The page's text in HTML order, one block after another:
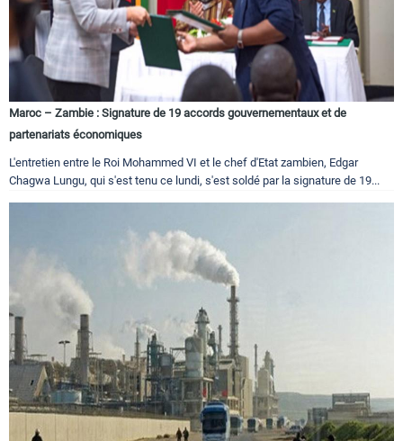
Maroc – Zambie : Signature de 19 accords gouvernementaux et de
partenariats économiques
L'entretien entre le Roi Mohammed VI et le chef d'Etat zambien, Edgar
Chagwa Lungu, qui s'est tenu ce lundi, s'est soldé par la signature de 19...